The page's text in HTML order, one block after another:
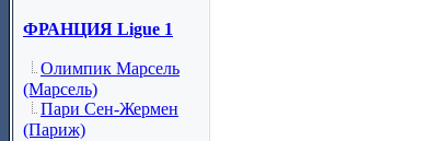
ФРАНЦИЯ Ligue 1
Олимпик Марсель
(Марсель)
Пари Сен-Жермен
(Париж)